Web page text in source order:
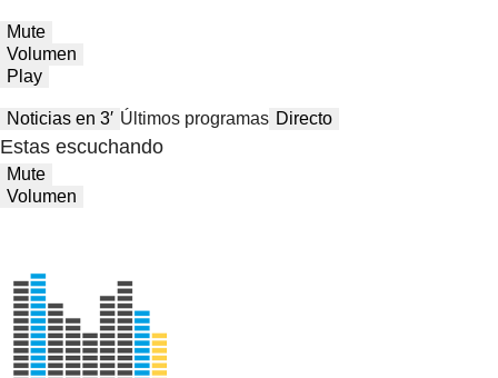
Mute
Volumen
Play
Noticias en 3′ Últimos programas Directo
Estas escuchando
Mute
Volumen